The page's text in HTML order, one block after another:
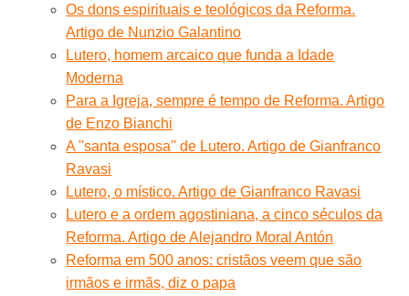
Os dons espirituais e teológicos da Reforma.
Artigo de Nunzio Galantino
Lutero, homem arcaico que funda a Idade
Moderna
Para a Igreja, sempre é tempo de Reforma. Artigo
de Enzo Bianchi
A ''santa esposa'' de Lutero. Artigo de Gianfranco
Ravasi
Lutero, o místico. Artigo de Gianfranco Ravasi
Lutero e a ordem agostiniana, a cinco séculos da
Reforma. Artigo de Alejandro Moral Antón
Reforma em 500 anos: cristãos veem que são
irmãos e irmãs, diz o papa